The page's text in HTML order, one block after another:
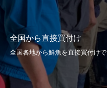
全国から直接買付け
全国各地から鮮魚を直接買付け